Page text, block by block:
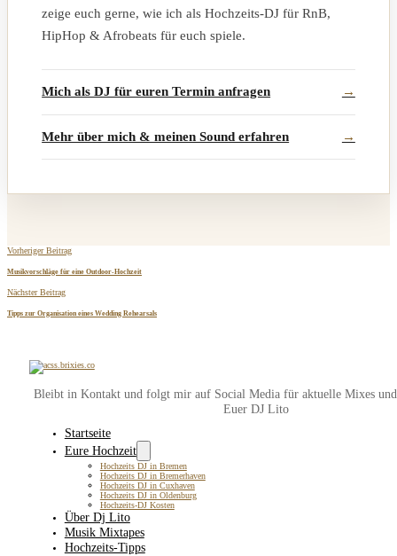
zeige euch gerne, wie ich als Hochzeits-DJ für RnB,
HipHop & Afrobeats für euch spiele.
Mich als DJ für euren Termin anfragen
Mehr über mich & meinen Sound erfahren
Vorheriger Beitrag
Musikvorschläge für eine Outdoor-Hochzeit
Nächster Beitrag
Tipps zur Organisation eines Wedding Rehearsals
Bleibt in Kontakt und folgt mir auf Social Media für aktuelle Mixes
Euer DJ Lito
Startseite
Eure Hochzeit
Hochzeits DJ in Bremen
Hochzeits DJ in Bremerhaven
Hochzeits DJ in Cuxhaven
Hochzeits DJ in Oldenburg
Hochzeits-DJ Kosten
Über Dj Lito
Musik Mixtapes
Hochzeits-Tipps